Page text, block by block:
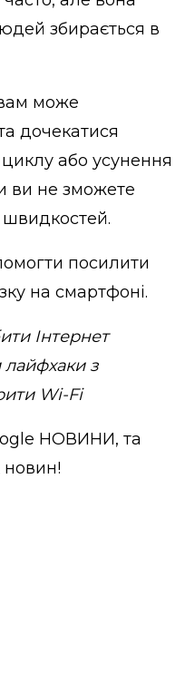
збирається в
може
дочекатися
або усунення
ви не зможете
посилити
на смартфоні.
Інтернет
лайфхаки з
Wi-Fi
НОВИНИ, та
новин!